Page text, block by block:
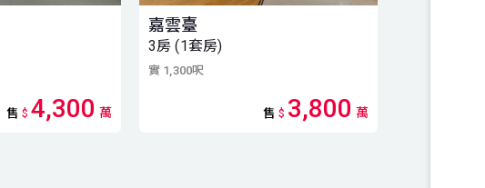
售 $ 4,300 萬
嘉雲臺
3房 (1套房)
實 1,300呎
售 $ 3,800 萬